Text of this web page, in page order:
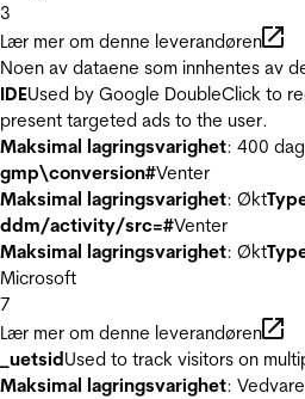
3
Lær mer om denne leverandøren
Noen av dataene som innhentes av
IDEUsed by Google DoubleClick to
present targeted ads to the user.
Maksimal lagringsvarighet: 400
gmp\conversion#Venter
Maksimal lagringsvarighet: Økt
ddm/activity/src=#Venter
Maksimal lagringsvarighet: Økt
Microsoft
7
Lær mer om denne leverandøren
_uetsidUsed to track visitors on
Maksimal lagringsvarighet: